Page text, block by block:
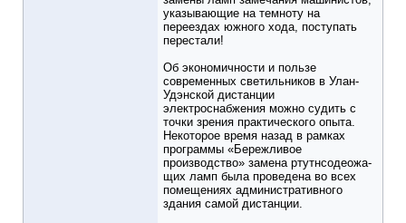
указывающие на темноту на
переездах южного хода, поступать
перестали!
Об экономичности и пользе
современных светильников в Улан-
Удэнской дистанции
электроснабжения можно судить с
точки зрения практического опыта.
Некоторое время назад в рамках
программы «Бережливое
производство» замена ртутнсодеожа-
щих ламп была проведена во всех
помещениях административного
здания самой дистанции.